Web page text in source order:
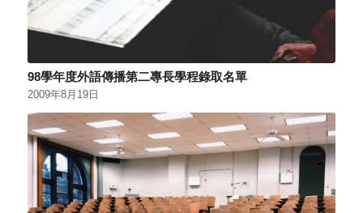
98學年度外語傳播第二專長學程錄取名單
2009年8月19日